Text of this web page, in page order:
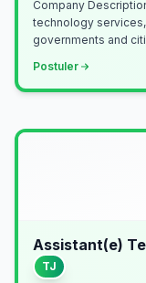
Company Description: As the global leader in
technology
governments and
Postuler
Assistant(e)
TJ